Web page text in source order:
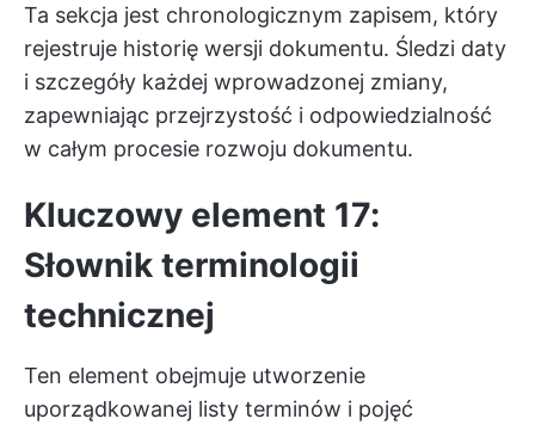
Ta sekcja jest chronologicznym zapisem, który
rejestruje historię wersji dokumentu. Śledzi daty
i szczegóły każdej wprowadzonej zmiany,
zapewniając przejrzystość i odpowiedzialność
w całym procesie rozwoju dokumentu.
Kluczowy element 17:
Słownik terminologii
technicznej
Ten element obejmuje utworzenie
uporządkowanej listy terminów i pojęć